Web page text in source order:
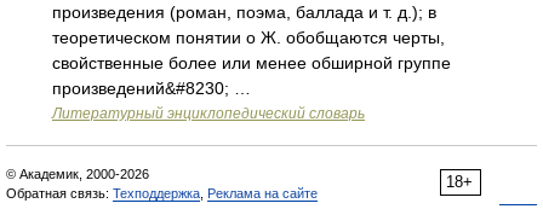
произведения (роман, поэма, баллада и т. д.); в
теоретическом понятии о Ж. обобщаются черты,
свойственные более или менее обширной группе
произведений&#8230; …
Литературный энциклопедический словарь
18+
© Академик, 2000-2026
Обратная связь: Техподдержка Реклама на сайте